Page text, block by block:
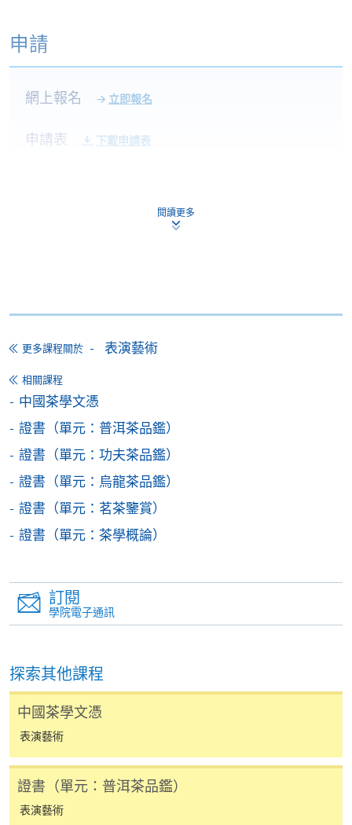
申請
網上報名 立即報名
申請表 下載申請表
香港大學專業進修學院提供24小時網上報名及繳費服
信支付」(Online WeChat Pay) 、「支付寶」(Online
報讀新課程
填寫網上報名表格
申請人可按該課程網頁的右上角的
後按照指示填妥網上報名表格。
中指定所須文件(如學歷證明)。系統只支援doc,
docx, jpg 和pdf格式之附件。
申請人可使用以下方式繳交報名費或課程費用:
繳費靈網上服務
碼，請瀏覽繳費靈網址http://www.ppshk.com 。
*信用咭網上繳費服務
閱讀更多
更多課程關於 表演藝術
相關課程
中國茶學文憑
證書（單元：普洱茶品鑑）
證書（單元：功夫茶品鑑）
證書（單元：烏龍茶品鑑）
證書（單元：茗茶鑒賞）
證書（單元：茶學概論）
訂閱
學院電子通訊
探索其他課程
中國茶學文憑
表演藝術
證書（單元：普洱茶品鑑）
表演藝術